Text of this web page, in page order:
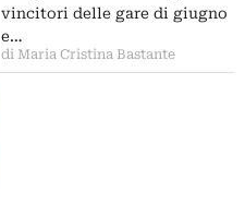
vincitori delle gare di giugno
e…
di Maria Cristina Bastante